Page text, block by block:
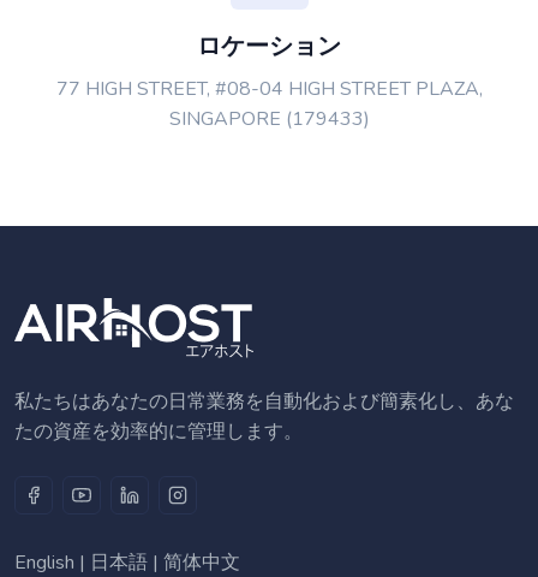
ロケーション
77 HIGH STREET, #08-04 HIGH STREET PLAZA,
SINGAPORE (179433)
私たちはあなたの日常業務を自動化および簡素化し、あな
たの資産を効率的に管理します。
English | 日本語 | 简体中文